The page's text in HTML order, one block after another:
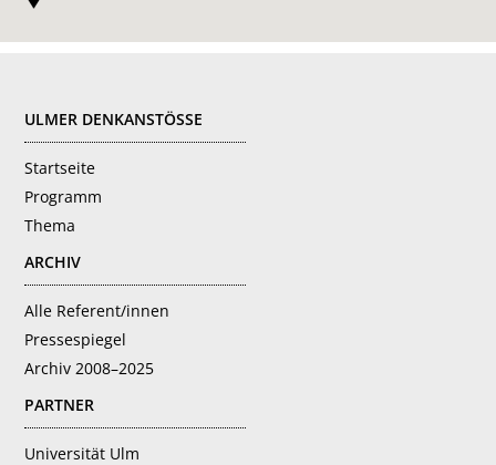
ULMER DENKANSTÖSSE
Startseite
Programm
Thema
ARCHIV
Alle Referent/innen
Pressespiegel
Archiv 2008–2025
PARTNER
Universität Ulm